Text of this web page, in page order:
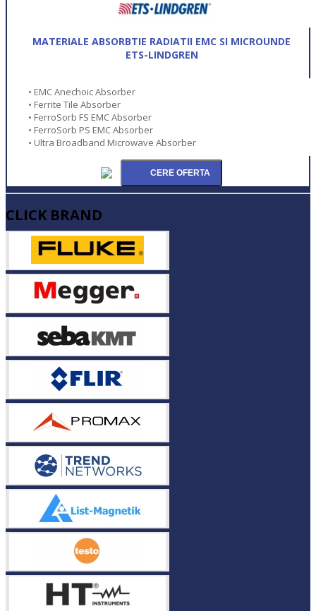
MATERIALE ABSORBTIE RADIATII EMC SI MICROUNDE
ETS-LINDGREN
• EMC Anechoic Absorber
• Ferrite Tile Absorber
• FerroSorb FS EMC Absorber
• FerroSorb PS EMC Absorber
• Ultra Broadband Microwave Absorber
CLICK BRAND